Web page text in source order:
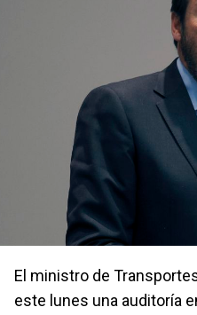
El ministro de
este lunes una auditoría